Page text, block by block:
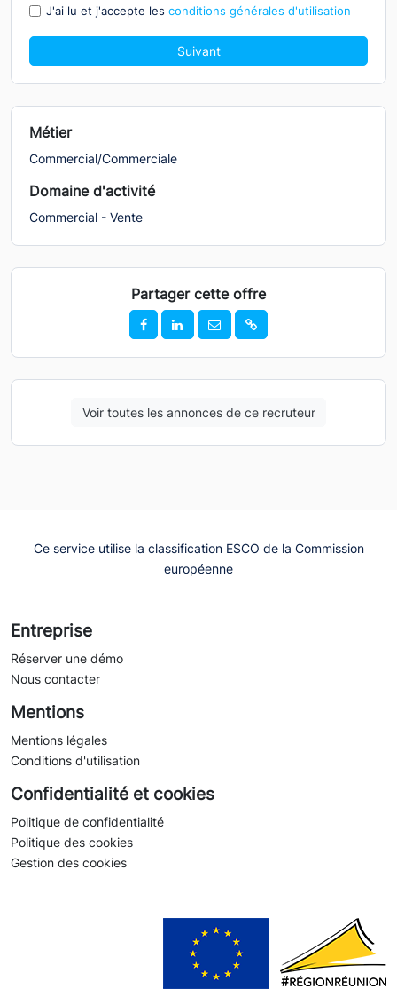
J'ai lu et j'accepte lesconditions générales d'utilisation
Suivant
Métier
Commercial/Commerciale
Domaine d'activité
Commercial - Vente
Partager cette offre
Voir toutes les annonces de ce recruteur
Ce service utilise la classification ESCO de la Commission
européenne
Entreprise
Réserver une démo
Nous contacter
Mentions
Mentions légales
Conditions d'utilisation
Confidentialité et cookies
Politique de confidentialité
Politique des cookies
Gestion des cookies